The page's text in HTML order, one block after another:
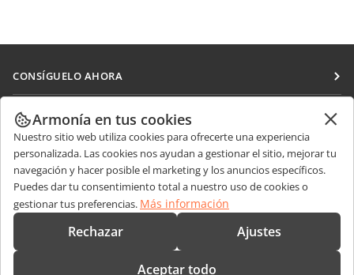
CONSÍGUELO AHORA
Docs
DocSpace
Workspace
Conectores
Aplicaciones de escritorio
Aplicaciones móviles
COLABORAR
Para colaboradores
Para traductores
Para influencers
Vacantes
RECIBIR NOTICIAS
Blog
OBTENER AYUDA
Foro
CONTÁCTENOS
Preguntas de ventas
sales@onlyoffice.com
Armonía en tus cookies
Nuestro sitio web utiliza cookies para ofrecerte una experiencia
personalizada. Las cookies nos ayudan a gestionar el sitio, mejorar tu
navegación y hacer posible el marketing y los anuncios específicos.
Puedes dar tu consentimiento total a nuestro uso de cookies o
gestionar tus preferencias. Más información
Rechazar Ajustes
Aceptar todo